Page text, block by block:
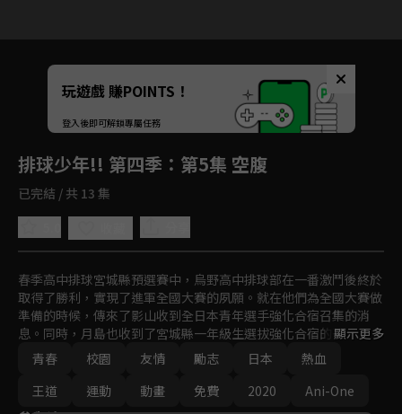
Unmute
如有不便請見諒
玩遊戲 賺POINTS！
登入後即可解鎖專屬任務
排球少年!! 第四季 ：第5集 空腹
已完結 / 共 13 集
春季高中排球宮城縣預選賽中，烏野高中排球部在一番激鬥後終於
取得了勝利，實現了進軍全國大賽的夙願。就在他們為全國大賽做
準備的時候，傳來了影山收到全日本青年選手強化合宿召集的消
息。同時，月島也收到了宮城縣一年級生選拔強化合宿的召集。
同為一年級，對彼此間的差距感到焦躁的日向，擅自跑去參加了宮
城縣一年級生選拔強化合宿，但是！？以全國大賽正賽為目標，日
顯示更多
青春
校園 友情 勵志 日本
熱血
王道
運動 動畫 免費 2020 Ani-One